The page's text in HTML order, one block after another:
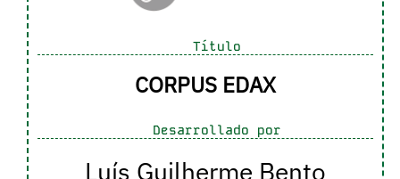
Título
CORPUS EDAX
Desarrollado por
Luís Guilherme Bento